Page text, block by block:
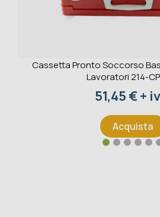
Cassetta Pronto Soccorso
Lavoratori 214-
Prezzo
51,45 € +
Acquista